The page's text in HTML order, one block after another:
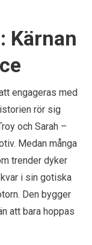
Kärnan
engageras med
rör sig
och Sarah –
Medan många
trender dyker
i sin gotiska
Den bygger
att bara hoppas